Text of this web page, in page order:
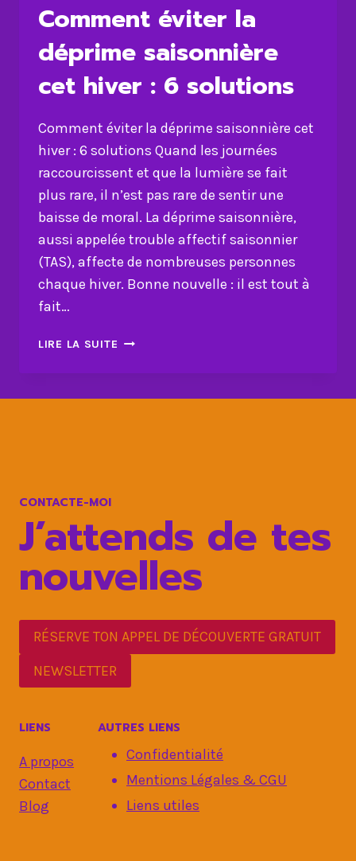
Comment éviter la
déprime saisonnière
cet hiver : 6 solutions
Comment éviter la déprime saisonnière cet
hiver : 6 solutions Quand les journées
raccourcissent et que la lumière se fait
plus rare, il n’est pas rare de sentir une
baisse de moral. La déprime saisonnière,
aussi appelée trouble affectif saisonnier
(TAS), affecte de nombreuses personnes
chaque hiver. Bonne nouvelle : il est tout à
fait…
LIRE LA SUITE COMMENT
CONTACTE-MOI
J’attends de tes
nouvelles
RÉSERVE TON APPEL DE DÉCOUVERTE GRATUIT
NEWSLETTER
LIENS
A propos
Contact
Blog
AUTRES LIENS
Confidentialité
Mentions Légales & CGU
Liens utiles